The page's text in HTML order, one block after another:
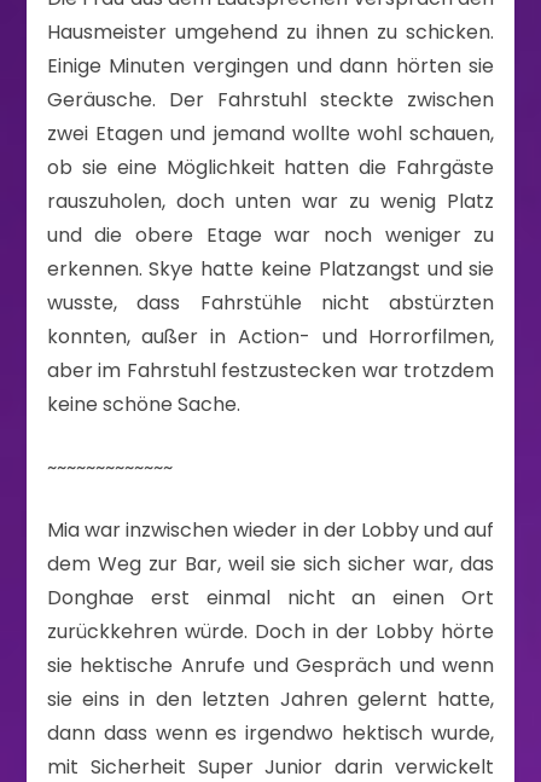
Hausmeister umgehend zu ihnen zu schicken.
Einige Minuten vergingen und dann hörten sie
Geräusche. Der Fahrstuhl steckte zwischen
zwei Etagen und jemand wollte wohl schauen,
ob sie eine Möglichkeit hatten die Fahrgäste
rauszuholen, doch unten war zu wenig Platz
und die obere Etage war noch weniger zu
erkennen. Skye hatte keine Platzangst und sie
wusste, dass Fahrstühle nicht abstürzten
konnten, außer in Action- und Horrorfilmen,
aber im Fahrstuhl festzustecken war trotzdem
keine schöne Sache.
~~~~~~~~~~~~~
Mia war inzwischen wieder in der Lobby und auf
dem Weg zur Bar, weil sie sich sicher war, das
Donghae erst einmal nicht an einen Ort
zurückkehren würde. Doch in der Lobby hörte
sie hektische Anrufe und Gespräch und wenn
sie eins in den letzten Jahren gelernt hatte,
dann dass wenn es irgendwo hektisch wurde,
mit Sicherheit Super Junior darin verwickelt